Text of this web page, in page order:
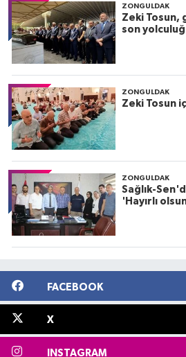
ZONGULDAK
Zeki Tosun,
son
ZONGULDAK
Zeki Tosun
ZONGULDAK
Sağlık-
'Hayırlı
FACEBOOK
X
INSTAGRAM